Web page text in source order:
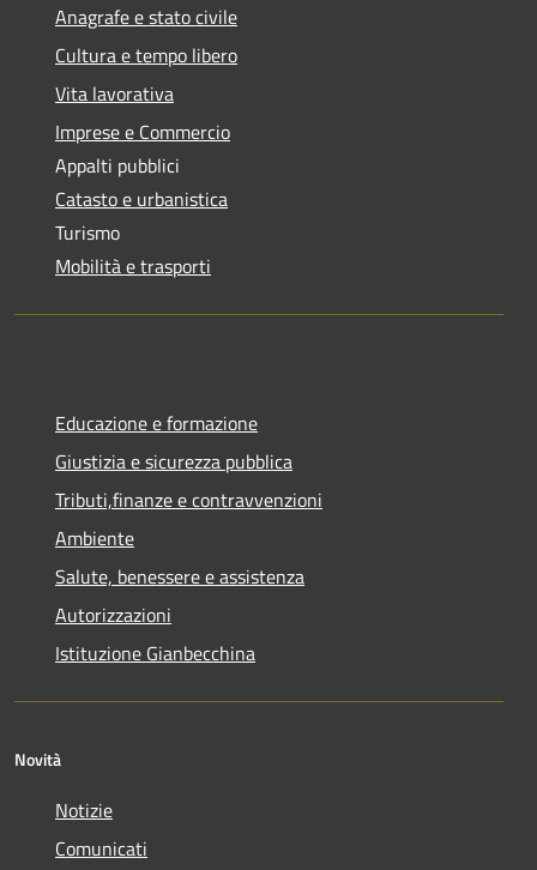
Anagrafe e stato civile
Cultura e tempo libero
Vita lavorativa
Imprese e Commercio
Appalti pubblici
Catasto e urbanistica
Turismo
Mobilità e trasporti
Educazione e formazione
Giustizia e sicurezza pubblica
Tributi,finanze e contravvenzioni
Ambiente
Salute, benessere e assistenza
Autorizzazioni
Istituzione Gianbecchina
Novità
Notizie
Comunicati